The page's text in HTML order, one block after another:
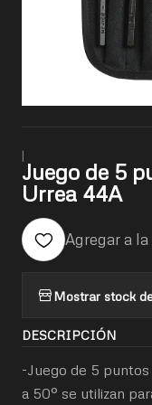
|
Juego de 5
Urrea 44A
Agregar a
Mostrar stock
DESCRIPCIÓN
-Juego de 5
a 50° se utilizan